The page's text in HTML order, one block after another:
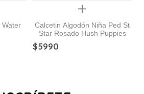
Water
Quickview
Calcetin Algodón Niña Ped St
Star Rosado Hush Puppies
$5990